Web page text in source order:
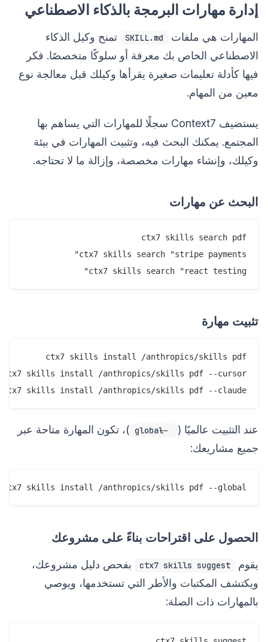
إدارة مهارات البرمجة بالذكاء الاصطناعي
المهارات هي ملفات SKILL.md
تمنح وكيل الذكاء
الاصطناعي الخاص بك معرفة أو سلوكًا متخصصًا. فكر
فيها كأدلة تعليمات صغيرة يقرأها وكيلك قبل معالجة نوع
معين من المهام.
يستضيف Context7 سجلًا للمهارات التي يساهم بها
المجتمع. يمكنك البحث فيه، وتثبيت المهارات في بيئة
وكيلك، وإنشاء مهارات مخصصة، وإزالة ما لا تحتاجه.
البحث عن مهارات
ctx7 skills search "react testing"
تثبيت مهارة
ctx7 skills install /anthropics/skills pdf --claude   # التثبيت لـ Claude Code
عند التثبيت عالميًا ( --global
)، تكون المهارة متاحة عبر
جميع مشاريعك:
ctx7 skills install /anthropics/skills pdf --global
الحصول على اقتراحات بناءً على مشروعك
يقوم ctx7 skills suggest
بفحص دليل مشروعك،
ويكتشف المكتبات والأطر التي تستخدمها، ويوصي
بالمهارات ذات الصلة: